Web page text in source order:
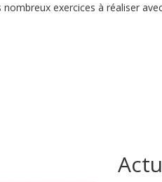
exercices à réaliser